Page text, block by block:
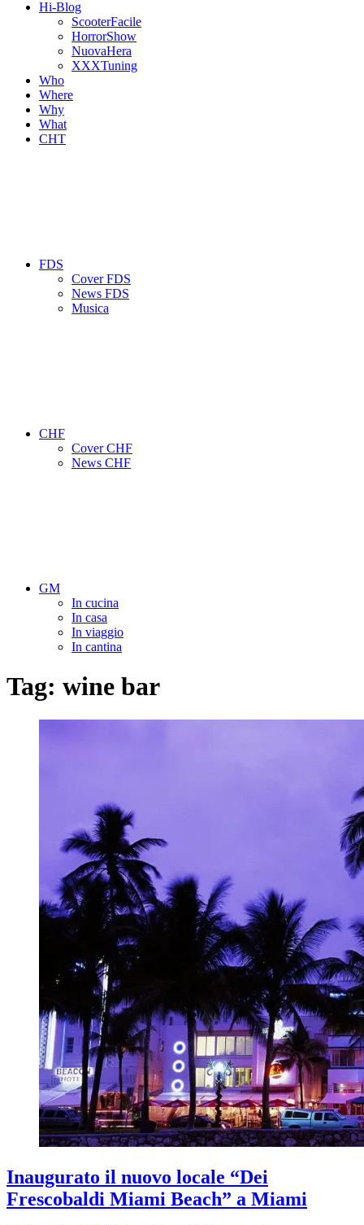
Hi-Blog
ScooterFacile
HorrorShow
NuovaHera
XXXTuning
Who
Where
Why
What
CHT
FDS
Cover FDS
News FDS
Musica
CHF
Cover CHF
News CHF
GM
In cucina
In casa
In viaggio
In cantina
Tag: wine bar
Inaugurato il nuovo locale “Dei
Frescobaldi Miami Beach” a Miami